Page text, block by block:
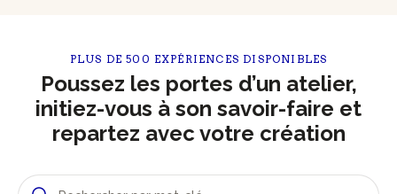
PLUS DE 500 EXPÉRIENCES DISPONIBLES
Poussez les portes d’un atelier,
initiez-vous à son savoir-faire et
repartez avec votre création